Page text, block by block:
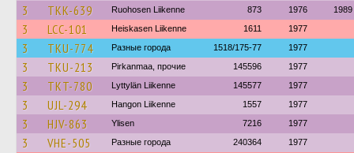
3 TKK-639 Ruohosen Liikenne 873 1976 1989
3 LCC-101 Heiskasen Liikenne 1611 1977
3 TKU-774 Разные города 1518/175-77 1977
3 TKU-213 Pirkanmaa, прочие 145596 1977
3 TKT-780 Lyttylän Liikenne 145577 1977
3 UJL-294 Hangon Liikenne 1557 1977
3 HJV-863 Ylisen 7216 1977
3 VHE-505 Разные города 240364 1977